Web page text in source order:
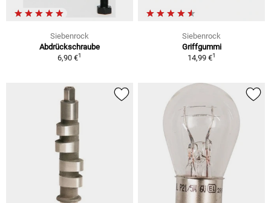
Siebenrock
Abdrückschraube
6,90 €1
Siebenrock
Griffgummi
14,99 €1